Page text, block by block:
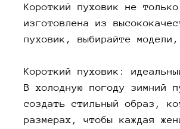
Короткий пуховик не
изготовлена из
пуховик, выбирайте
Короткий пуховик:
В холодную погоду зимний
создать стильный образ,
размерах, чтобы каждая